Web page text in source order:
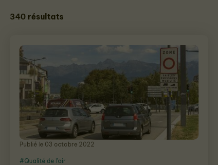
340 résultats
Publié le 03 octobre 2022
#Qualité de l'air